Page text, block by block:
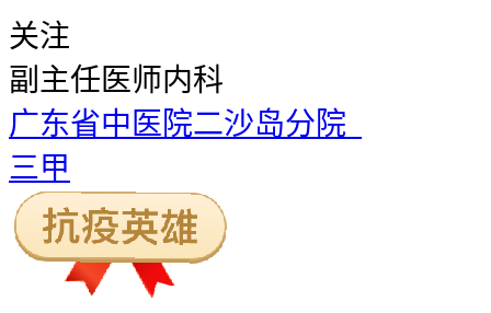
关注
副主任医师内科
广东省中医院二沙岛分院
三甲